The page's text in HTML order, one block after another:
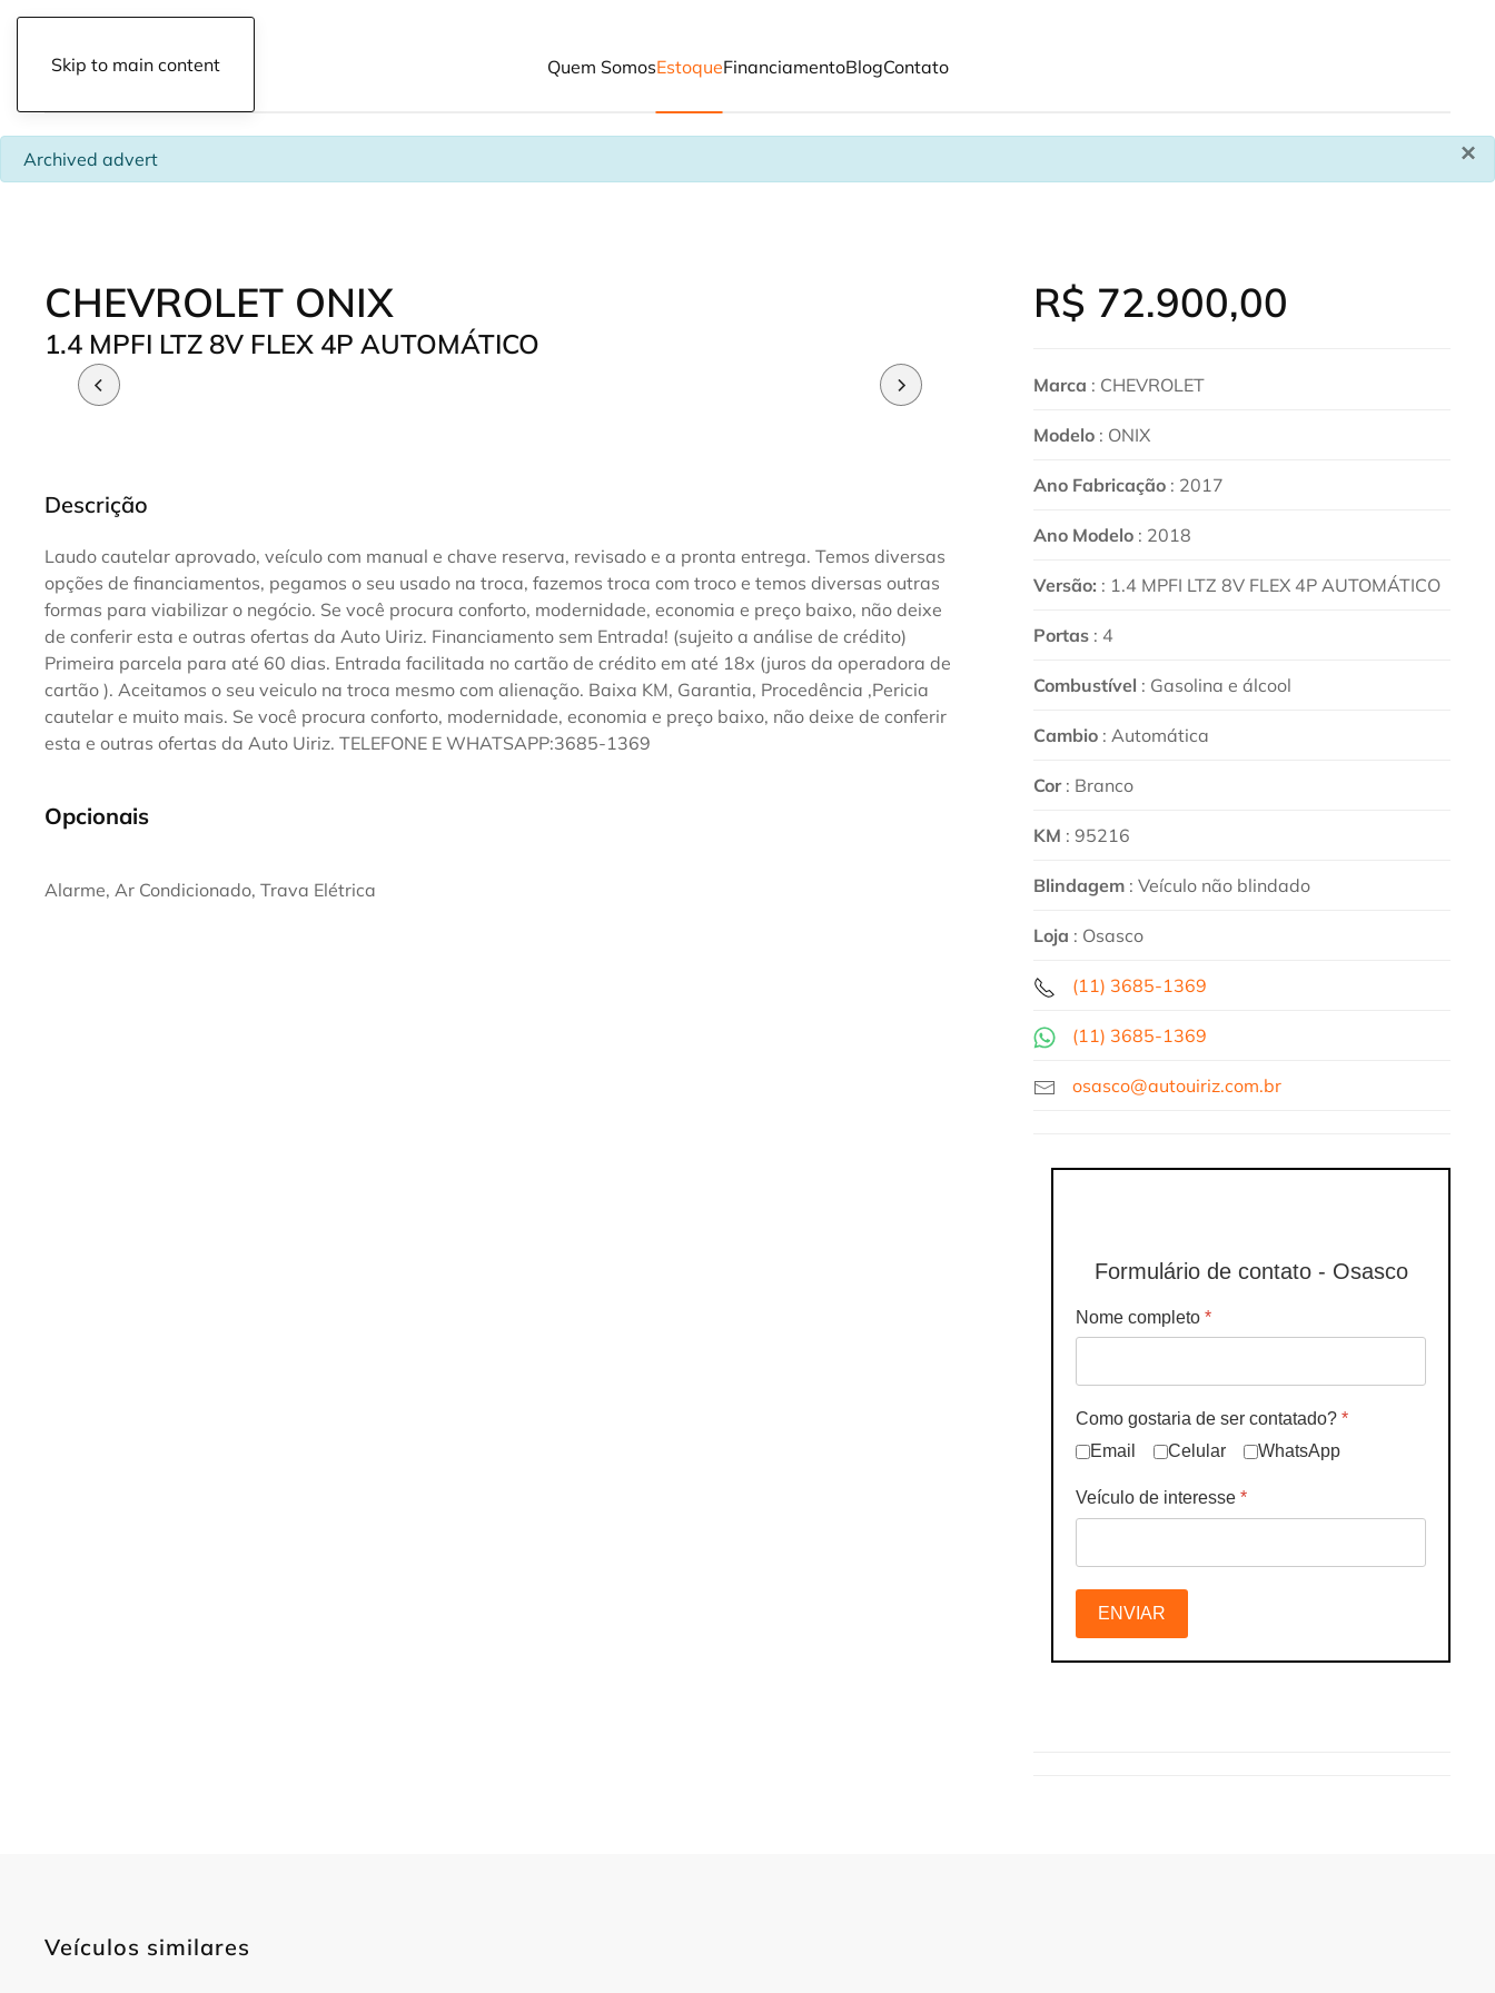
Skip to main content Quem SomosEstoqueFinanciamentoBlogContato
×
info
Archived advert
CHEVROLET ONIX
1.4 MPFI LTZ 8V FLEX 4P AUTOMÁTICO
Descrição
Laudo cautelar aprovado, veículo com manual e chave reserva, revisado e a pronta entrega. Temos diversas
opções de financiamentos, pegamos o seu usado na troca, fazemos troca com troco e temos diversas outras
formas para viabilizar o negócio. Se você procura conforto, modernidade, economia e preço baixo, não deixe
de conferir esta e outras ofertas da Auto Uiriz. Financiamento sem Entrada! (sujeito a análise de crédito)
Primeira parcela para até 60 dias. Entrada facilitada no cartão de crédito em até 18x (juros da operadora de
cartão ). Aceitamos o seu veiculo na troca mesmo com alienação. Baixa KM, Garantia, Procedência ,Pericia
cautelar e muito mais. Se você procura conforto, modernidade, economia e preço baixo, não deixe de conferir
esta e outras ofertas da Auto Uiriz. TELEFONE E WHATSAPP:3685-1369
Opcionais
Alarme, Ar Condicionado, Trava Elétrica
R$ 72.900,00
Marca : CHEVROLET
Modelo : ONIX
Ano Fabricação : 2017
Ano Modelo : 2018
Versão: : 1.4 MPFI LTZ 8V FLEX 4P AUTOMÁTICO
Portas : 4
Combustível : Gasolina e álcool
Cambio : Automática
Cor: Branco
KM : 95216
Blindagem : Veículo não blindado
Loja : Osasco
(11) 3685-1369
(11) 3685-1369
osasco@autouiriz.com.br
Formulário de contato - Osasco
Nome completo*
Como gostaria de ser contatado?*
Email
Celular WhatsApp
Veículo de interesse*
ENVIAR
Veículos similares